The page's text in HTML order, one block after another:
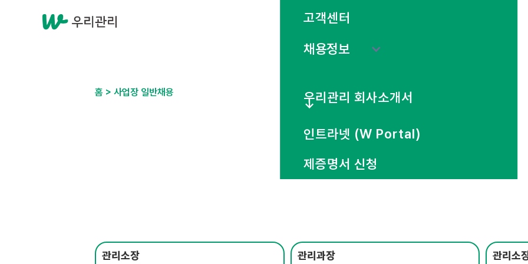
고객센터
채용정보
우리관리 회사소개서
↓
인트라넷 (W Portal)
제증명서 신청
홈 > 사업장 일반채용
관리소장 관리과장 관리소